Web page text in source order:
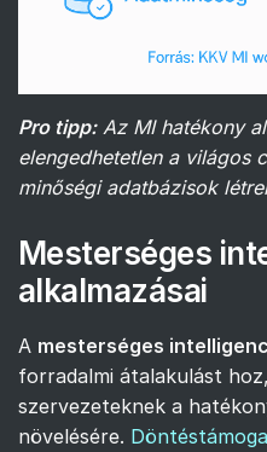
Pro tipp: Az MI hatékony
elengedhetetlen a világos
minőségi adatbázisok
Mesterséges
alkalmazásai
A mesterséges
forradalmi átalakulást
szervezeteknek a
növelésére.